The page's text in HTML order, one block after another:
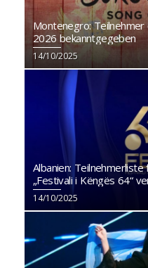
Montenegro: Teilnehmer
2026 bekanntgegeben
14/10/2025
Albanien:
„Festivali i Këngës 64“
14/10/2025